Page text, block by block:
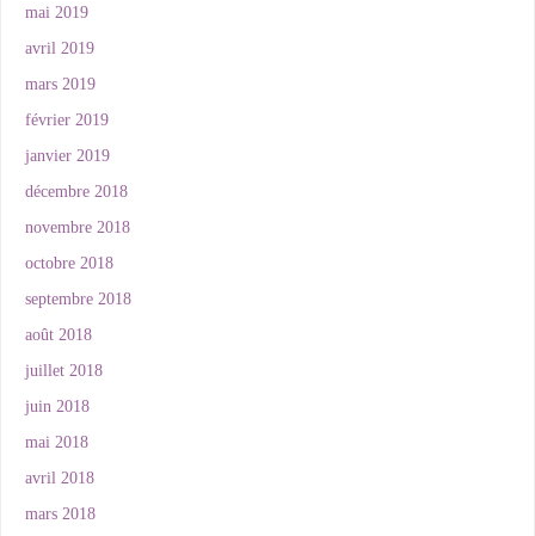
mai 2019
avril 2019
mars 2019
février 2019
janvier 2019
décembre 2018
novembre 2018
octobre 2018
septembre 2018
août 2018
juillet 2018
juin 2018
mai 2018
avril 2018
mars 2018